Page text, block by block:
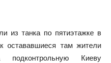
из танка по пятиэтажке в
остававшиеся там жители
Киеву